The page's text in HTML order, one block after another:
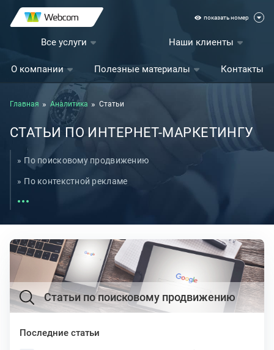
показать номер
Все услуги Наши клиенты
О компании Полезные материалы Контакты
Главная Аналитика Статьи
СТАТЬИ ПО ИНТЕРНЕТ-МАРКЕТИНГУ
По поисковому продвижению
По контекстной рекламе
По SMM
По аналитике
По аудитам
По юзабилити
Статьи по поисковому продвижению
Последние статьи